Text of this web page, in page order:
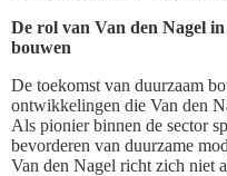
De rol van Van den Nagel
bouwen
De toekomst van duurzaam
ontwikkelingen die Van den
Als pionier binnen de sector
bevorderen van duurzame
Van den Nagel richt zich niet